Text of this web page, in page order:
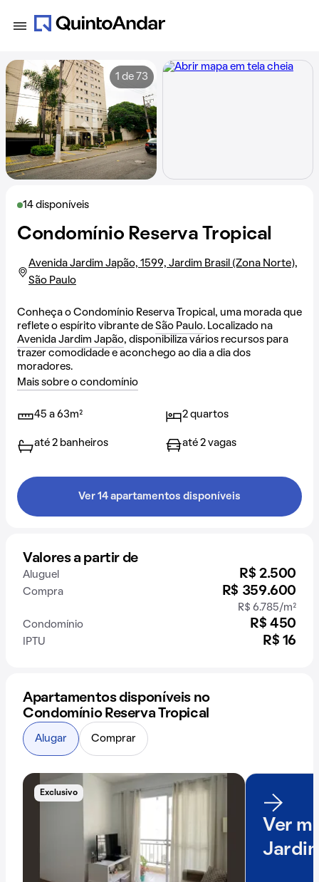
14 disponíveis
Condomínio Reserva Tropical
Avenida Jardim Japão, 1599, Jardim Brasil (Zona Norte),
São Paulo
Conheça o Condomínio Reserva Tropical, uma morada que
reflete o espírito vibrante de São Paulo. Localizado na
Avenida Jardim Japão, disponibiliza vários recursos para
trazer comodidade e aconchego ao dia a dia dos
moradores.
Mais sobre o condomínio
45 a 63m² 2 quartos
até 2 banheiros até 2 vagas
Ver 14 apartamentos disponíveis
Valores a partir de
Aluguel R$ 2.500
Compra R$ 359.600
R$ 6.785/m²
Condomínio
R$ 450
IPTU R$ 16
1 de 73
Apartamentos disponíveis no
Condomínio Reserva Tropical
Exclusivo
Ver
Alugar Comprar